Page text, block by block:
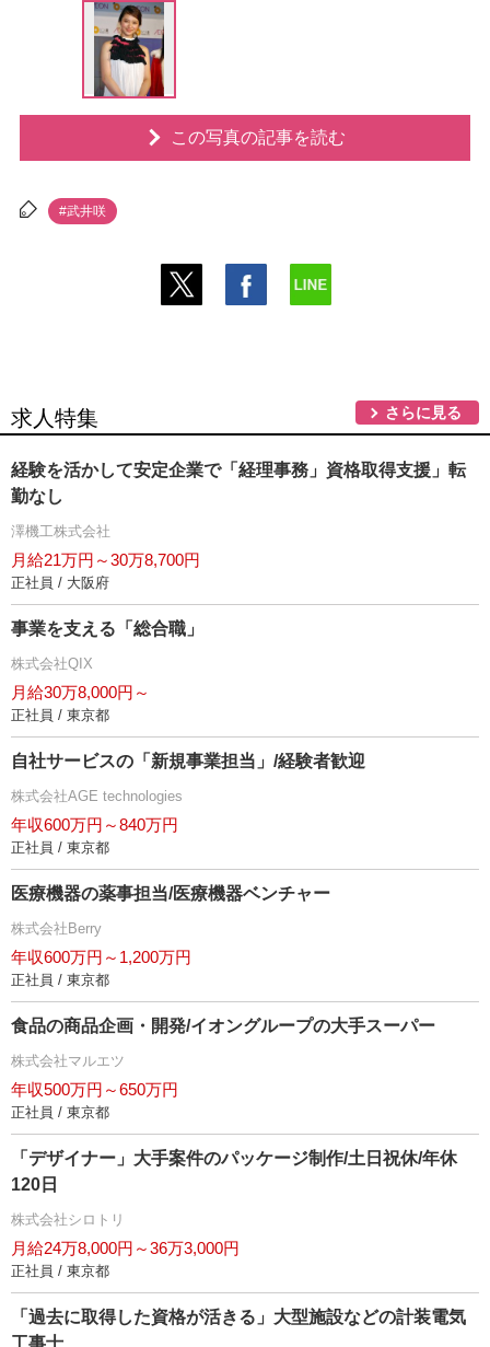
この写真の記事を読む
#武井咲
求人特集 さらに見る
経験を活かして安定企業で「経理事務」資格取得支援」転
勤なし
澤機工株式会社
月給21万円～30万8,700円
正社員 / 大阪府
事業を支える「総合職」
株式会社QIX
月給30万8,000円～
正社員 / 東京都
自社サービスの「新規事業担当」/経験者歓迎
株式会社AGE technologies
年収600万円～840万円
正社員 / 東京都
医療機器の薬事担当/医療機器ベンチャー
株式会社Berry
年収600万円～1,200万円
正社員 / 東京都
食品の商品企画・開発/イオングループの大手スーパー
株式会社マルエツ
年収500万円～650万円
正社員 / 東京都
「デザイナー」大手案件のパッケージ制作/土日祝休/年休
120日
株式会社シロトリ
月給24万8,000円～36万3,000円
正社員 / 東京都
「過去に取得した資格が活きる」大型施設などの計装電気
工事士